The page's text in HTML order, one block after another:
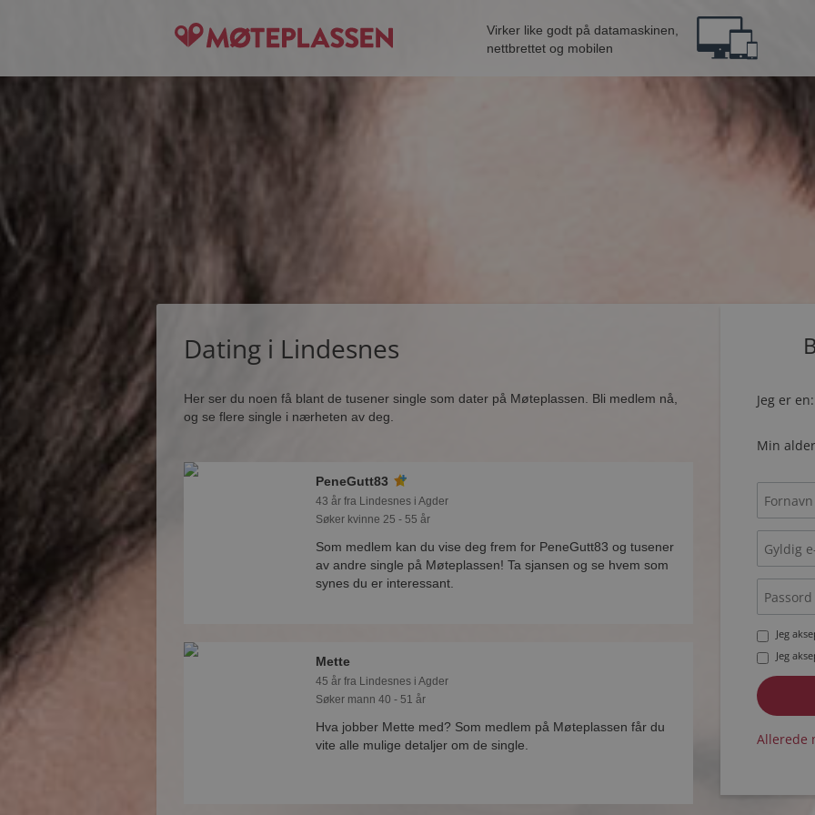
Virker like godt på datamaskinen,
nettbrettet og mobilen
Dating i Lindesnes
Her ser du noen få blant de tusener single som dater på Møteplassen. Bli medlem nå,
og se flere single i nærheten av deg.
PeneGutt83
43 år fra Lindesnes i Agder
Søker kvinne 25 - 55 år
Som medlem kan du vise deg frem for PeneGutt83 og tusener
av andre single på Møteplassen! Ta sjansen og se hvem som
synes du er interessant.
Mette
45 år fra Lindesnes i Agder
Søker mann 40 - 51 år
Hva jobber Mette med? Som medlem på Møteplassen får du
vite alle mulige detaljer om de single.
Jeg er en:
Min
Jeg
Jeg
Allerede